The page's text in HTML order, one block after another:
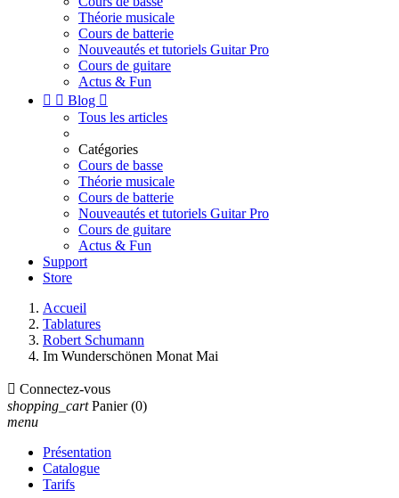
Théorie musicale
Cours de batterie
Nouveautés et tutoriels Guitar Pro
Cours de guitare
Actus & Fun
  Blog 
Tous les articles
Catégories
Cours de basse
Théorie musicale
Cours de batterie
Nouveautés et tutoriels Guitar Pro
Cours de guitare
Actus & Fun
Support
Store
Accueil
Tablatures
Robert Schumann
Im Wunderschönen Monat Mai
 Connectez-vous
shopping_cart Panier (0)
menu
Présentation
Catalogue
Tarifs